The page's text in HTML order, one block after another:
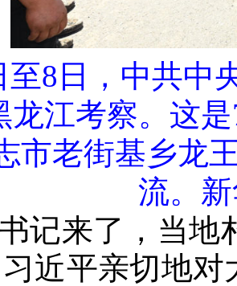
至8日，中共中
龙江考察。这
市老街基乡龙
流。
记来了，当地
近平亲切地